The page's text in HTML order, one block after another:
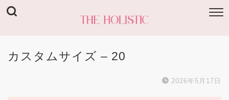
カスタムサイズ – 20
2026年5月17日